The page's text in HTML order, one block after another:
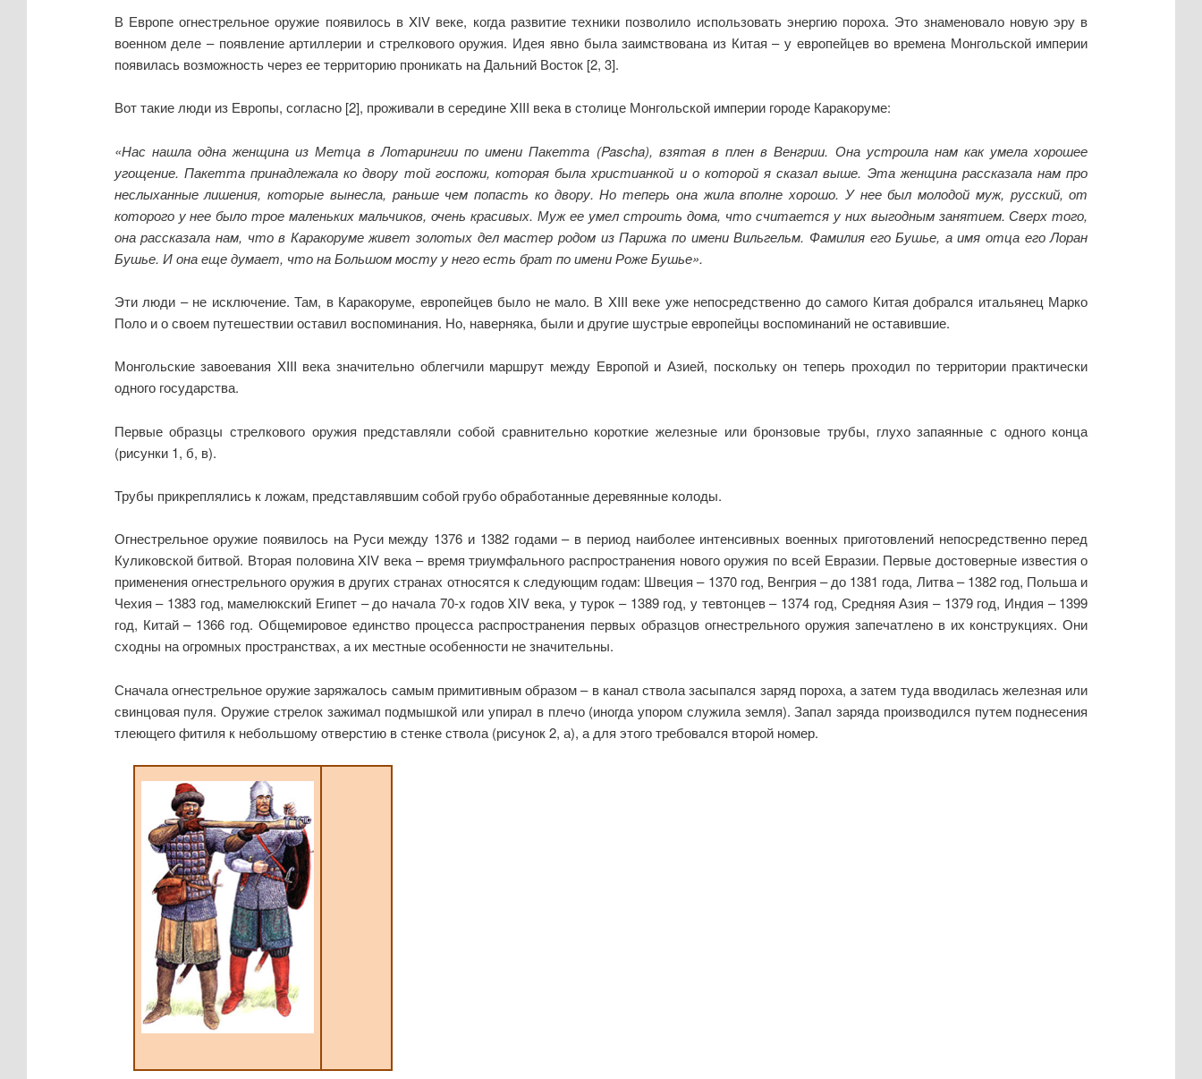
В Европе огнестрельное оружие появилось в XIV веке, когда развитие техники позволило использовать энергию пороха. Это знаменовало новую эру в
военном деле – появление артиллерии и стрелкового оружия. Идея явно была заимствована из Китая – у европейцев во времена Монгольской империи
появилась возможность через ее территорию проникать на Дальний Восток [2, 3].
Вот такие люди из Европы, согласно [2], проживали в середине XIII века в столице Монгольской империи городе Каракоруме:
«Нас нашла одна женщина из Метца в Лотарингии по имени Пакетта (Pascha), взятая в плен в Венгрии. Она устроила нам как умела хорошее
угощение. Пакетта принадлежала ко двору той госпожи, которая была христианкой и о которой я сказал выше. Эта женщина рассказала нам про
неслыханные лишения, которые вынесла, раньше чем попасть ко двору. Но теперь она жила вполне хорошо. У нее был молодой муж, русский, от
которого у нее было трое маленьких мальчиков, очень красивых. Муж ее умел строить дома, что считается у них выгодным занятием. Сверх того,
она рассказала нам, что в Каракоруме живет золотых дел мастер родом из Парижа по имени Вильгельм. Фамилия его Бушье, а имя отца его Лоран
Бушье. И она еще думает, что на Большом мосту у него есть брат по имени Роже Бушье».
Эти люди – не исключение. Там, в Каракоруме, европейцев было не мало. В XIII веке уже непосредственно до самого Китая добрался итальянец Марко
Поло и о своем путешествии оставил воспоминания. Но, наверняка, были и другие шустрые европейцы воспоминаний не оставившие.
Монгольские завоевания XIII века значительно облегчили маршрут между Европой и Азией, поскольку он теперь проходил по территории практически
одного государства.
Первые образцы стрелкового оружия представляли собой сравнительно короткие железные или бронзовые трубы, глухо запаянные с одного конца
(рисунки 1, б, в).
Трубы прикреплялись к ложам, представлявшим собой грубо обработанные деревянные колоды.
Огнестрельное оружие появилось на Руси между 1376 и 1382 годами – в период наиболее интенсивных военных приготовлений непосредственно перед
Куликовской битвой. Вторая половина XIV века – время триумфального распространения нового оружия по всей Евразии. Первые достоверные известия о
применения огнестрельного оружия в других странах относятся к следующим годам: Швеция – 1370 год, Венгрия – до 1381 года, Литва – 1382 год, Польша и
Чехия – 1383 год, мамелюкский Египет – до начала 70-х годов XIV века, у турок – 1389 год, у тевтонцев – 1374 год, Средняя Азия – 1379 год, Индия – 1399
год, Китай – 1366 год. Общемировое единство процесса распространения первых образцов огнестрельного оружия запечатлено в их конструкциях. Они
сходны на огромных пространствах, а их местные особенности не значительны.
Сначала огнестрельное оружие заряжалось самым примитивным образом – в канал ствола засыпался заряд пороха, а затем туда вводилась железная или
свинцовая пуля. Оружие стрелок зажимал подмышкой или упирал в плечо (иногда упором служила земля). Запал заряда производился путем поднесения
тлеющего фитиля к небольшому отверстию в стенке ствола (рисунок 2, а), а для этого требовался второй номер.